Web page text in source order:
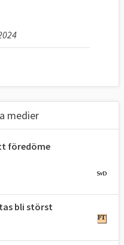
medier
föredöme
bli störst